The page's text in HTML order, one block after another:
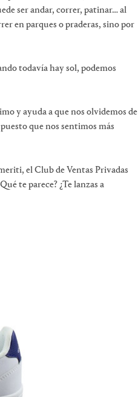
ser andar, correr, patinar… al
en parques o praderas, sino por
todavía hay sol, podemos
y ayuda a que nos olvidemos de
que nos sentimos más
el Club de Ventas Privadas
te parece? ¿Te lanzas a